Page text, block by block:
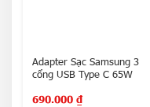
Adapter Sạc Samsung 3
cổng USB Type C 65W
690.000 ₫